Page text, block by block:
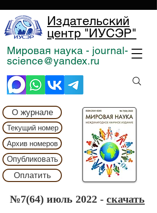
Издательский
центр "ИУСЭР"
Мировая наука - journal-
science@yandex.ru
О журнале
Текущий номер
Архив номеров
Опубликовать
Оплатить
№7(64) июль 2022 - скачать